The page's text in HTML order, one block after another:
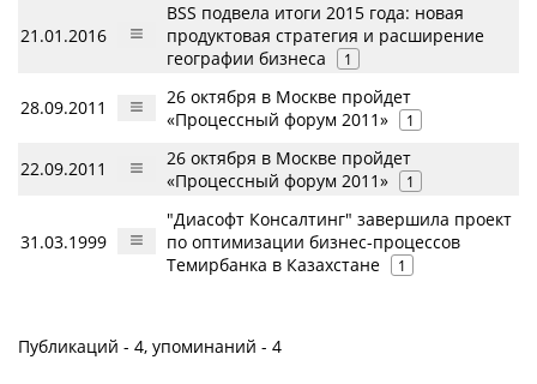
21.01.2016
BSS подвела итоги 2015 года: новая
продуктовая стратегия и расширение
географии бизнеса
1
28.09.2011
26 октября в Москве пройдет
«Процессный форум 2011»
1
22.09.2011
26 октября в Москве пройдет
«Процессный форум 2011»
1
31.03.1999
"Диасофт Консалтинг" завершила проект
по оптимизации бизнес-процессов
Темирбанка в Казахстане
1
Публикаций - 4, упоминаний - 4